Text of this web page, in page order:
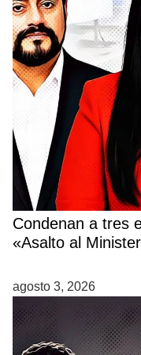
Condenan a tres
«Asalto al
agosto 3, 2026